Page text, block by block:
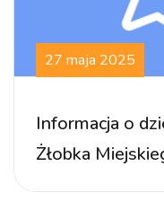
Informacja o
Żłobka
27 maja 2025